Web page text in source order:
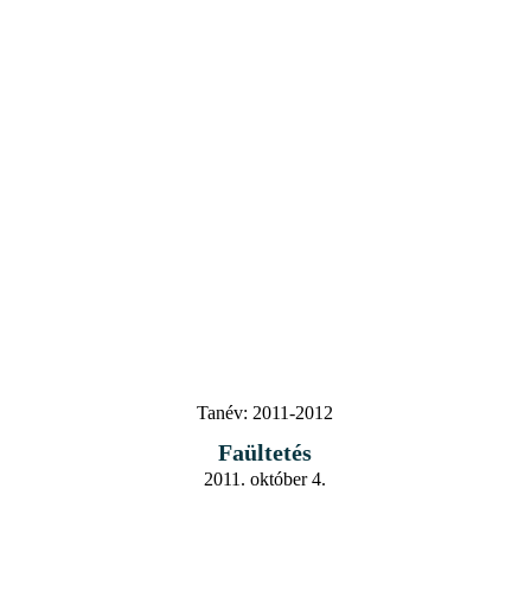
Tanév: 2011-2012
Faültetés
2011. október 4.